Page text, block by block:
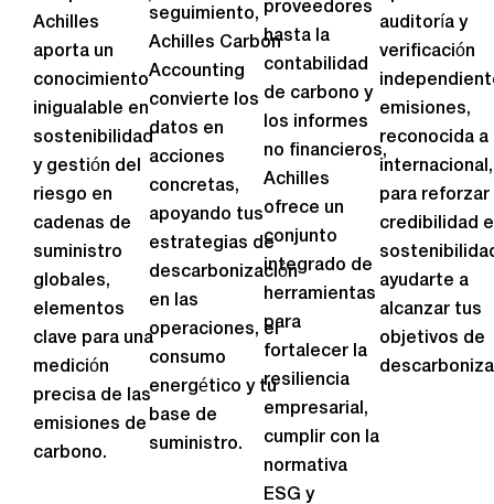
Achilles
aporta un
conocimiento
inigualable en
sostenibilidad
y gestión del
riesgo en
cadenas de
suministro
globales,
elementos
clave para una
medición
precisa de las
emisiones de
carbono.
seguimiento,
Achilles Carbon
Accounting
convierte los
datos en
acciones
concretas,
apoyando tus
estrategias de
descarbonización
en las
operaciones, el
consumo
energético y tu
base de
suministro.
proveedores
hasta la
contabilidad
de carbono y
los informes
no financieros,
Achilles
ofrece un
conjunto
integrado de
herramientas
para
fortalecer la
resiliencia
empresarial,
cumplir con la
normativa
ESG y
auditoría y
verificación
emisiones,
reconocida a
internacional,
para reforzar
credibilidad
ayudarte a
alcanzar tus
objetivos de